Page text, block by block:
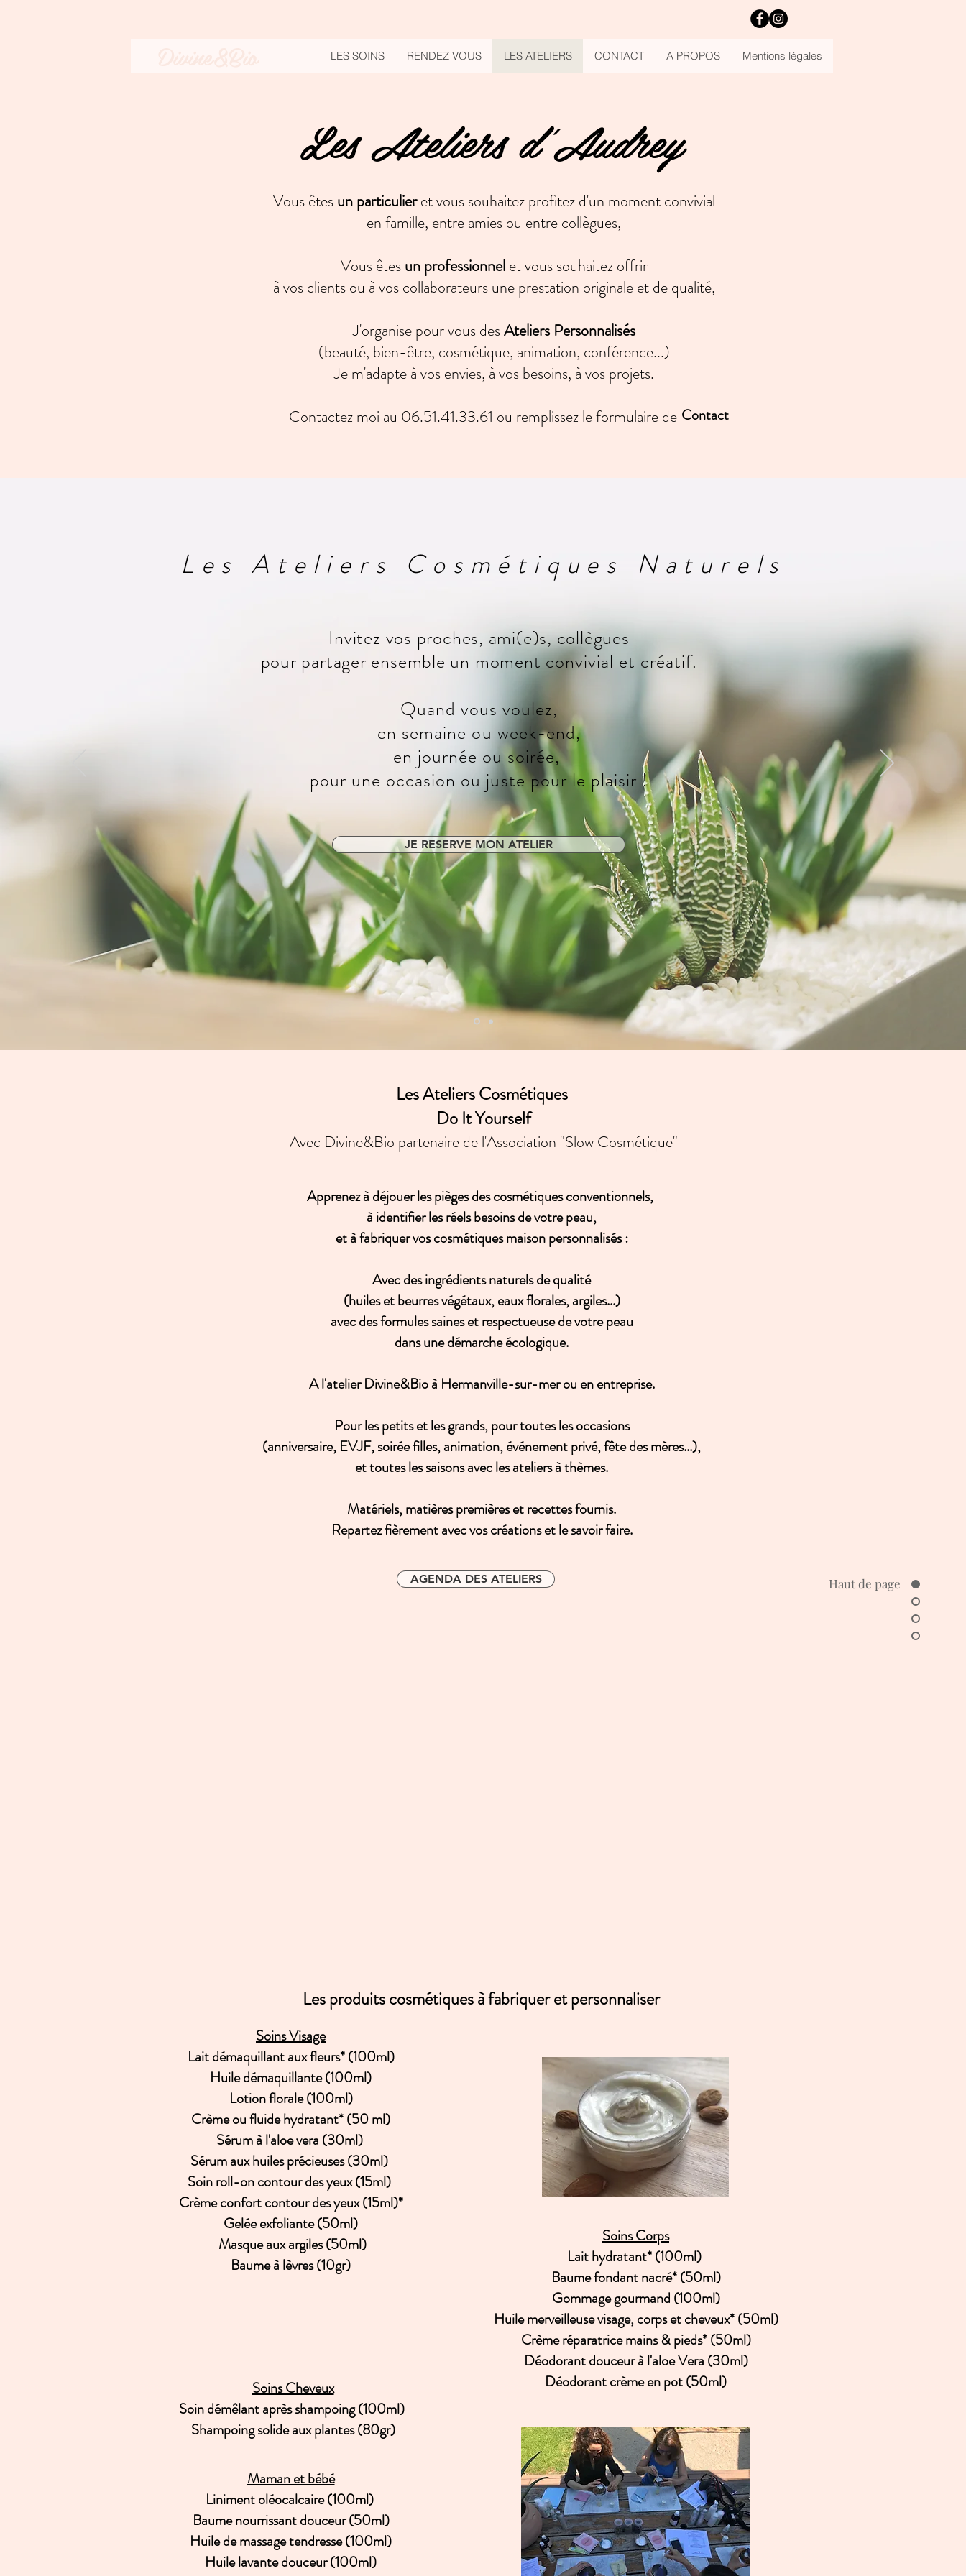
LES SOINS RENDEZ VOUS LES ATELIERS CONTACT A PROPOS Mentions légales
Haut de page
Les Ateliers d'Audrey
Vous êtesun particulieret vous souhaitez profitez d'un moment convivial
en famille, entre amies ou entre collègues,
Vous êtesun professionnelet vous souhaitez offrir
à vos clients ou à vos collaborateurs une prestation originale et de qualité,
J'organise pour vous desAteliers Personnalisés
(beauté, bien-être, cosmétique, animation, conférence...)
Je m'adapte à vos envies, à vos besoins, à vos projets.
Contactez moi au 06.51.41.33.61 ou remplissez le formulaire de Contact
Les Ateliers Cosmétiques Naturels
Invitez vos proches, ami(e)s, collègues
pour partager ensemble un momentconvivial et créatif.
Quand vous voulez,
en semaine ou week-end,
en journée ou soirée,
pour une occasion ou juste pour le plaisir !
JE RESERVE MON ATELIER
Les Ateliers Cosmétiques
Do It Yourself
Avec Divine&Bio partenaire de l'Association "Slow Cosmétique"
Apprenez à déjouer les pièges des cosmétiques conventionnels,
à identifier les réels besoins de votre peau,
et à fabriquer vos cosmétiques maison personnalisés :
Avec des ingrédients naturels de qualité
(huiles et beurres végétaux, eaux florales, argiles...)
avec des formules saines et respectueuse de votre peau
dans une démarche écologique.
A l'atelier Divine&Bio à Hermanville-sur-mer ou en entreprise.
Pour les petits et les grands, pour toutes les occasions
(anniversaire, EVJF, soirée filles, animation, événement privé,fêtedesmères...),
et toutes les saisons avec les ateliers à thèmes.
Matériels, matières premières et recettes fournis.
Repartezfièrementavec vos créations et le savoir faire.
AGENDA DES ATELIERS
Les produits cosmétiques à fabriquer et personnaliser
Soins Visage
Lait démaquillant aux fleurs* (100ml)
Huile démaquillante (100ml)
Lotion florale (100ml)
Crème ou fluide hydratant* (50 ml)
Sérum à l'aloe vera (30ml)
Sérum aux huiles précieuses (30ml)
Soin roll-on contour des yeux (15ml)
Crème confort contour des yeux (15ml)*
Gelée exfoliante (50ml)
Masque aux argiles (50ml)
Baume à lèvres (10gr)
Soins Cheveux
Soindémêlantaprèsshampoing (100ml)
Shampoing solide aux plantes (80gr)
Maman et bébé
Liniment oléocalcaire (100ml)
Baume nourrissant douceur (50ml)
Huile de massage tendresse (100ml)
Huile lavante douceur (100ml)
Soins Corps
Lait hydratant* (100ml)
Baume fondant nacré* (50ml)
Gommage gourmand (100ml)
Huile merveilleuse visage, corps et cheveux* (50ml)
Crème réparatrice mains & pieds* (50ml)
Déodorant douceur à l'aloe Vera (30ml)
Déodorant crème en pot (50ml)